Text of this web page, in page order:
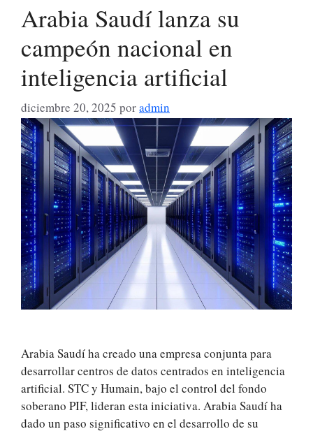
Arabia Saudí lanza su
campeón nacional en
inteligencia artificial
diciembre 20, 2025 poradmin
Arabia Saudí ha creado una empresa conjunta para
desarrollar centros de datos centrados en inteligencia
artificial. STC y Humain, bajo el control del fondo
soberano PIF, lideran esta iniciativa. Arabia Saudí ha
dado un paso significativo en el desarrollo de su